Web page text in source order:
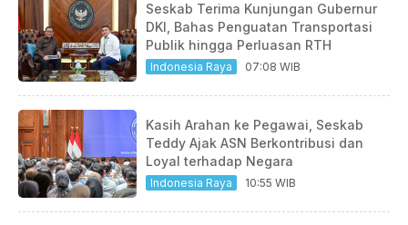
Seskab Terima Kunjungan Gubernur
DKI, Bahas Penguatan Transportasi
Publik hingga Perluasan RTH
Indonesia Raya 07:08 WIB
Kasih Arahan ke Pegawai, Seskab
Teddy Ajak ASN Berkontribusi dan
Loyal terhadap Negara
Indonesia Raya 10:55 WIB